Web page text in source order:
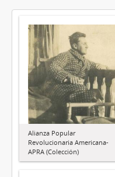
Alianza Popular
Revolucionaria Americana-
APRA (Colección)